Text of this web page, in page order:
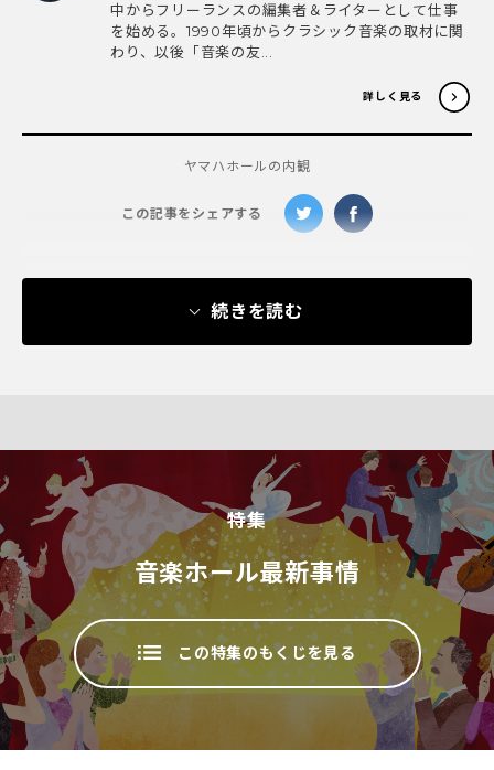
中からフリーランスの編集者＆ライターとして仕事
を始める。1990年頃からクラシック音楽の取材に関
わり、以後「音楽の友...
詳しく見る
ヤマハホールの内観
この記事をシェアする
続きを読む
特集
音楽ホール最新事情
この特集のもくじを見る